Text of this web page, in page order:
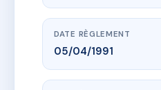
DATE RÈGLEMENT
05/04/1991